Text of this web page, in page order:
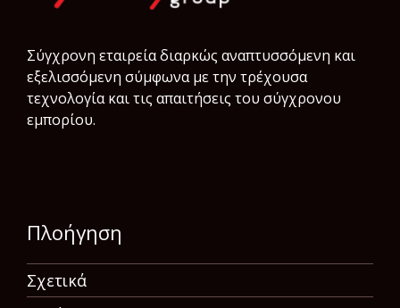
Σύγχρονη εταιρεία διαρκώς αναπτυσσόμενη και
εξελισσόμενη σύμφωνα µε την τρέχουσα
τεχνολογία και τις απαιτήσεις του σύγχρονου
εμπορίου.
Πλοήγηση
Σχετικά